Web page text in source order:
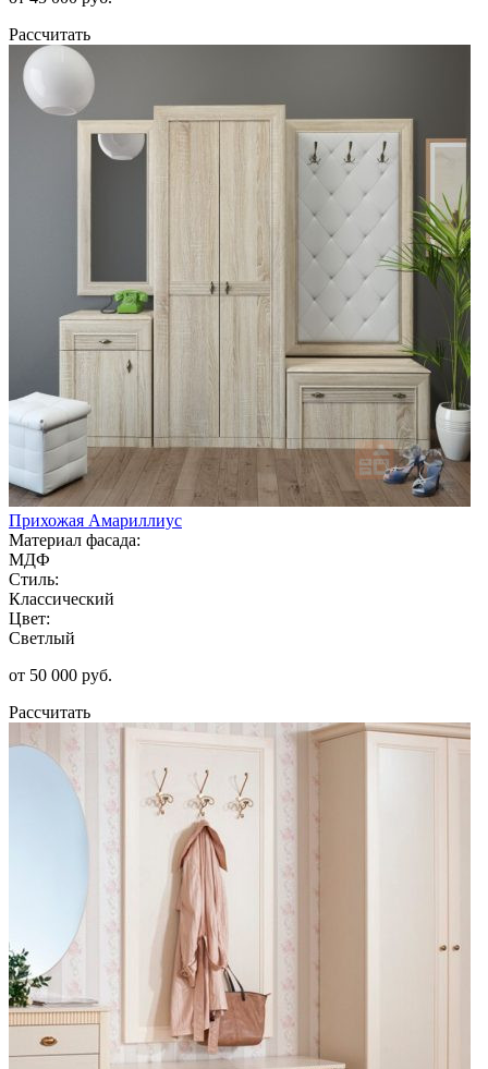
Рассчитать
Прихожая Амариллиус
Материал фасада:
МДФ
Стиль:
Классический
Цвет:
Светлый
от 50 000 руб.
Рассчитать